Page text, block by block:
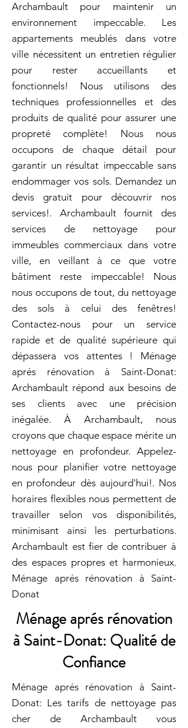
Archambault pour maintenir un
environnement impeccable. Les
appartements meublés dans votre
ville nécessitent un entretien régulier
pour rester accueillants et
fonctionnels! Nous utilisons des
techniques professionnelles et des
produits de qualité pour assurer une
propreté complète! Nous nous
occupons de chaque détail pour
garantir un résultat impeccable sans
endommager vos sols. Demandez un
devis gratuit pour découvrir nos
services!. Archambault fournit des
services de nettoyage pour
immeubles commerciaux dans votre
ville, en veillant à ce que votre
bâtiment reste impeccable! Nous
nous occupons de tout, du nettoyage
des sols à celui des fenêtres!
Contactez-nous pour un service
rapide et de qualité supérieure qui
dépassera vos attentes ! Ménage
aprés rénovation à Saint-Donat:
Archambault répond aux besoins de
ses clients avec une précision
inégalée. À Archambault, nous
croyons que chaque espace mérite un
nettoyage en profondeur. Appelez-
nous pour planifier votre nettoyage
en profondeur dès aujourd'hui!. Nos
horaires flexibles nous permettent de
travailler selon vos disponibilités,
minimisant ainsi les perturbations.
Archambault est fier de contribuer à
des espaces propres et harmonieux.
Ménage aprés rénovation à Saint-
Donat
Ménage aprés rénovation
à Saint-Donat: Qualité de
Confiance
Ménage aprés rénovation à Saint-
Donat: Les tarifs de nettoyage pas
cher de Archambault vous